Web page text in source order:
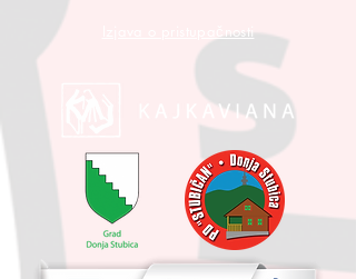
Izjava o pristupačnosti